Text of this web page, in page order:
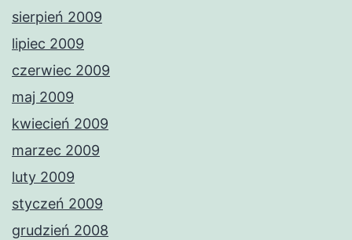
sierpień 2009
lipiec 2009
czerwiec 2009
maj 2009
kwiecień 2009
marzec 2009
luty 2009
styczeń 2009
grudzień 2008